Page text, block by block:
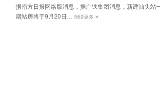
据南方日报网络版消息，据广铁集团消息，新建汕头站
期站房将于9月20日…
阅读更多 »